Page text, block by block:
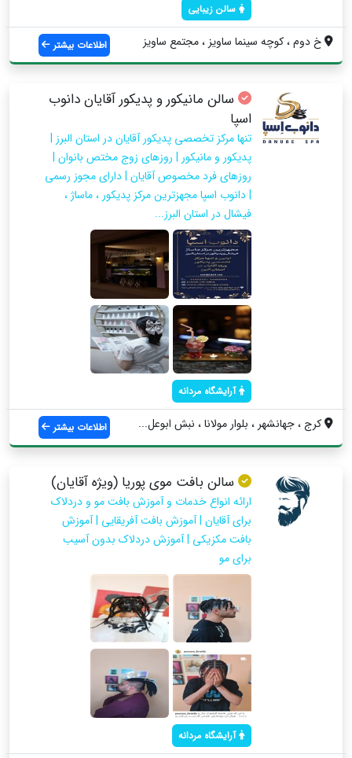
سالن زیبایی
خ دوم ، كوچه سينما ساويز ، مجتمع ساويز اطلاعات بیشتر
سالن مانیکور و پدیکور آقایان دانوب
اسپا
تنها مرکز تخصصی پدیکور آقایان در استان البرز |
پدیکور و مانیکور | روزهای زوج مختص بانوان |
روزهای فرد مخصوص آقایان | دارای مجوز رسمی
| دانوب اسپا مجهزترین مرکز پدیکور ، ماساژ ،
فیشال در استان البرز...
آرایشگاه مردانه
کرج ، جهانشهر ، بلوار مولانا ، نبش ابوعل... اطلاعات بیشتر
سالن بافت موی پوریا (ویژه آقایان)
ارائه انواع خدمات و آموزش بافت مو و دردلاک
برای آقایان | آموزش بافت آفریقایی | آموزش
بافت مکزیکی | آموزش دردلاک بدون آسیب
برای مو
آرایشگاه مردانه